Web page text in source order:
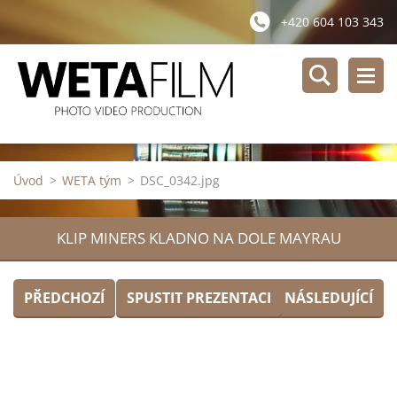
+420 604 103 343
Úvod > WETA tým > DSC_0342.jpg
KLIP MINERS KLADNO NA DOLE MAYRAU
PŘEDCHOZÍ SPUSTIT PREZENTACI NÁSLEDUJÍCÍ